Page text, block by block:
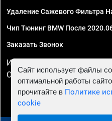
Удаление Сажевого Фильтра
Чип Тюнинг BMW После
Заказать Звонок
ИП Смирнов Георгий
ОГРНИП 324470400032610
Сайт использует файлы
оптимальной работы
прочитайте в Политике
cookie